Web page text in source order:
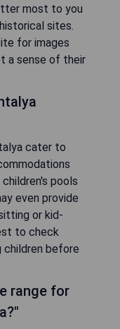
most to you
sites.
for images
a sense of their
cater to
pools
even provide
or kid-
to check
children before
range for